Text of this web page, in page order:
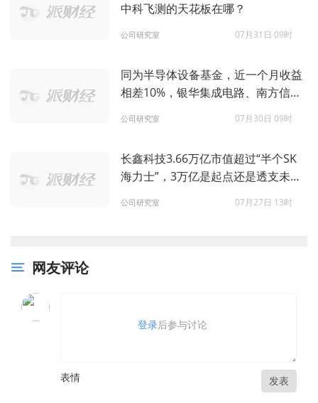
中科飞测的天花板在哪？
公司研究室 07月31日 09时
同为半导体设备基金，近一个月收益
相差10%，银华集成电路、南方信息
公司研究室 07月30日 09时
长鑫科技3.66万亿市值超过“半个SK
海力士”，3万亿是起点还是透支未
公司研究室 07月27日 13时
网友评论
登录后参与讨论
表情 发表